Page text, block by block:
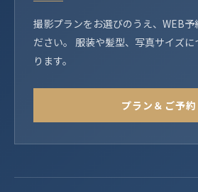
撮影プランをお選びのうえ、WEB予
ださい。 服装や髪型、写真サイズ
ります。
プラン＆ご予約